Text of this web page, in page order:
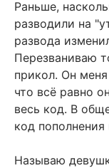
Раньше,
разводили на
развода
Перезваниваю
прикол. Он
что всё равно
весь код. В
код
Hазываю